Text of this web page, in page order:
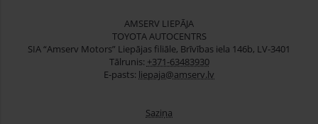
AMSERV LIEPĀJA
TOYOTA AUTOCENTRS
SIA “Amserv Motors” Liepājas filiāle, Brīvības iela 146b, LV-3401
Tālrunis: +371-63483930
E-pasts: liepaja@amserv.lv
Saziņa